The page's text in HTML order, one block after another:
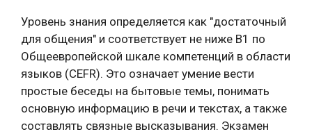
Уровень знания определяется как "достаточный
для общения" и соответствует не ниже B1 по
Общеевропейской шкале компетенций в области
языков (CEFR). Это означает умение вести
простые беседы на бытовые темы, понимать
основную информацию в речи и текстах, а также
составлять связные высказывания. Экзамен